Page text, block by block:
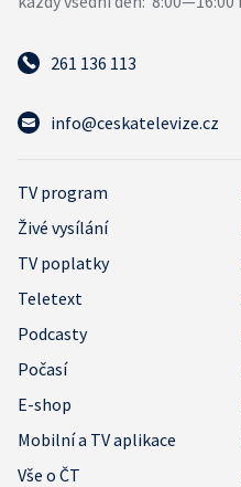
261 136 113
info@ceskatelevize.cz
TV program
Živé vysílání
TV poplatky
Teletext
Podcasty
Počasí
E-shop
Mobilní a TV aplikace
Vše o ČT